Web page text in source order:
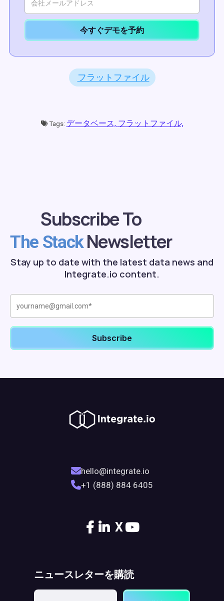
今すぐデモを予約
フラットファイル
Tags: データベース, フラットファイル,
Subscribe To
The StackNewsletter
Stay up to date with the latest data news and
Integrate.io content.
hello@integrate.io
+1 (888) 884 6405
X
ニュースレターを購読